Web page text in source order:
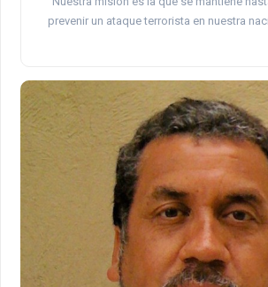
prevenir un ataque terrorista en nuestra